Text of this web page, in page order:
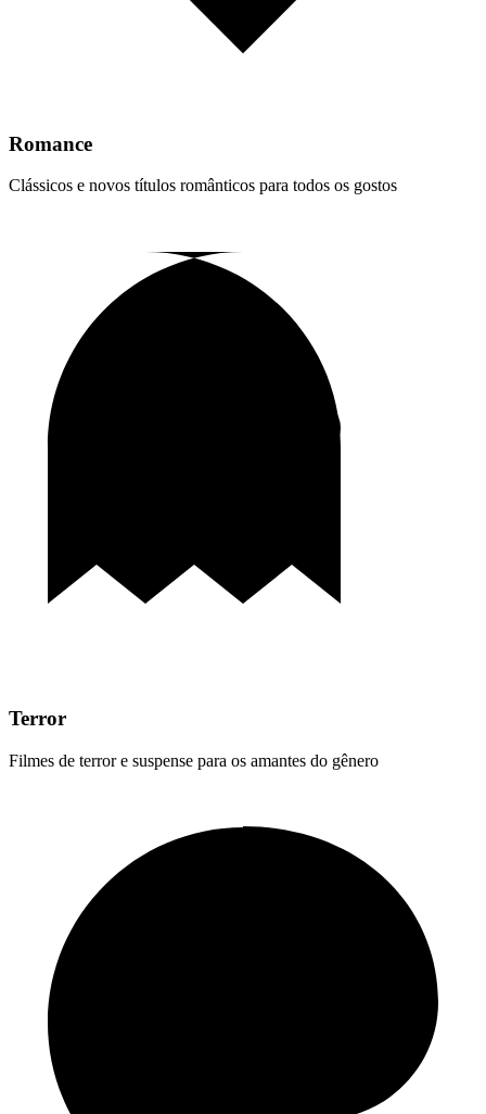
Romance
Clássicos e novos títulos românticos para todos os gostos
Terror
Filmes de terror e suspense para os amantes do gênero